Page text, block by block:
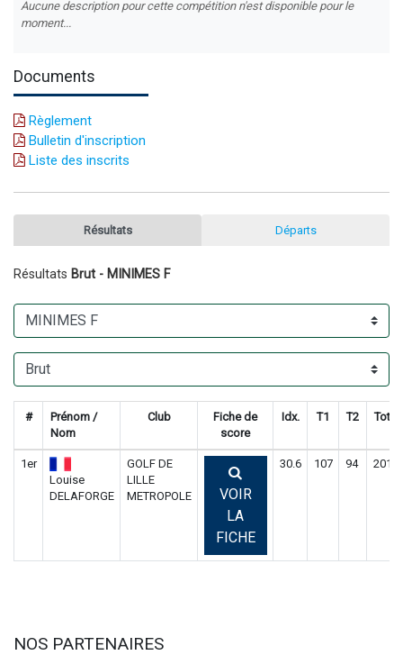
Aucune description pour cette compétition n'est disponible pour le
moment...
Documents
Règlement
Bulletin d'inscription
Liste des inscrits
Résultats Départs
Résultats Brut - MINIMES F
#
Prénom /
Nom
Club
Fiche de
score
Idx. T1 T2 Total
1er
Louise
DELAFORGE
GOLF DE
LILLE
METROPOLE
VOIR
LA
FICHE
30.6 107 94 201
NOS PARTENAIRES